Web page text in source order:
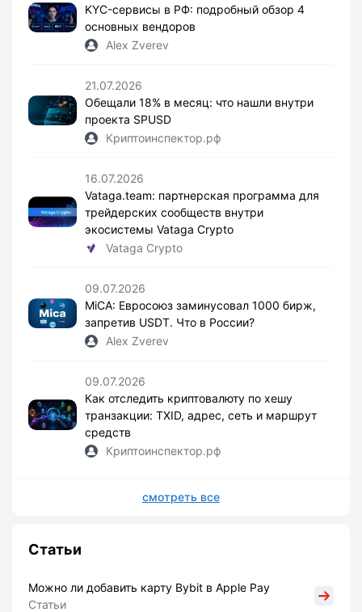
KYC-сервисы в РФ: подробный обзор 4
основных вендоров
Alex Zverev
21.07.2026
Обещали 18% в месяц: что нашли внутри
проекта SPUSD
Криптоинспектор.рф
16.07.2026
Vataga.team: партнерская программа для
трейдерских сообществ внутри
экосистемы Vataga Crypto
Vataga Crypto
09.07.2026
MiCA: Евросоюз заминусовал 1000 бирж,
запретив USDT. Что в России?
Alex Zverev
09.07.2026
Как отследить криптовалюту по хешу
транзакции: TXID, адрес, сеть и маршрут
средств
Криптоинспектор.рф
смотреть все
Статьи
Можно ли добавить карту Bybit в Apple Pay
Статьи